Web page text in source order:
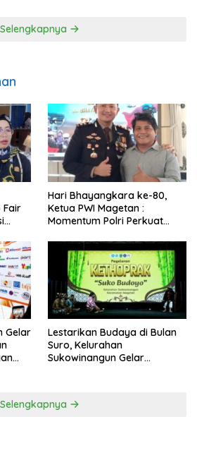
Selengkapnya
Fair
Hari Bhayangkara ke-80,
Ketua PWI Magetan :
Momentum Polri Perkuat
Gelar
Lestarikan Budaya di Bulan
Suro, Kelurahan
Sukowinangun Gelar
Selengkapnya